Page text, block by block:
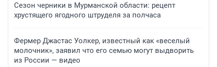
Сезон черники в Мурманской области: рецепт
хрустящего ягодного штруделя за полчаса
Фермер Джастас Уолкер, известный как «веселый
молочник», заявил что его семью могут выдворить
из России — видео